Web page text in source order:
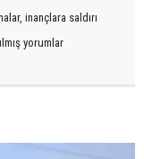
inançlara saldırı
yorumlar